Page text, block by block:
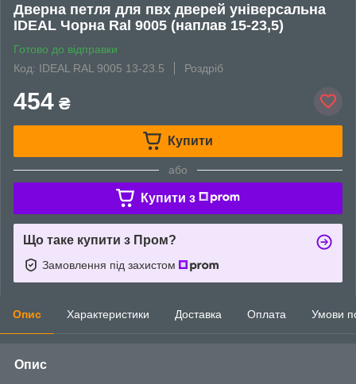
Дверна петля для пвх дверей універсальна
IDEAL Чорна Ral 9005 (наплав 15-23,5)
Готово до відправки
Код: IDEAL RAL 9005 13-23.5
Роздріб
454 ₴
Купити
або
Купити з
Що таке купити з Пром?
Замовлення під захистом
Опис Характеристики Доставка Оплата Умови
Опис